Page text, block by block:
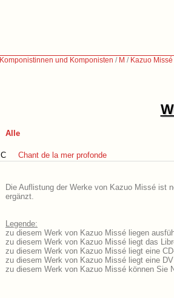
Komponistinnen und Komponisten / M / Kazuo
Alle
C Chant de la mer profonde
Die Auflistung der Werke von Kazuo Missé ist
ergänzt.
Legende:
zu diesem Werk von Kazuo Missé liegen
zu diesem Werk von Kazuo Missé liegt das
zu diesem Werk von Kazuo Missé liegt eine
zu diesem Werk von Kazuo Missé liegt eine
zu diesem Werk von Kazuo Missé können Sie